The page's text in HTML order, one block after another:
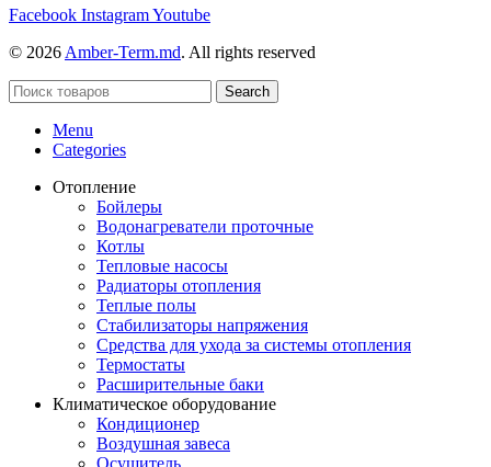
Facebook InstagramYoutube
© 2026 Amber-Term.md. All rights reserved
Search
Menu
Categories
Отопление
Бойлеры
Водонагреватели проточные
Котлы
Тепловые насосы
Радиаторы отопления
Теплые полы
Стабилизаторы напряжения
Средства для ухода за системы отопления
Термостаты
Расширительные баки
Климатическое оборудование
Кондиционер
Воздушная завеса